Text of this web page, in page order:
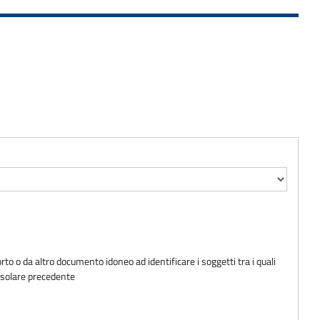
o da altro documento idoneo ad identificare i soggetti tra i quali
precedente